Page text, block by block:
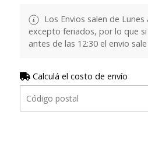
Los Envios salen de Lunes
excepto feriados, por lo que
antes de las 12:30 el envio
Calculá el costo de envío